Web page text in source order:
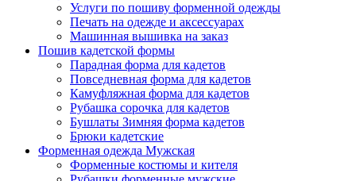
Услуги по пошиву форменной одежды
Печать на одежде и аксессуарах
Машинная вышивка на заказ
Пошив кадетской формы
Парадная форма для кадетов
Повседневная форма для кадетов
Камуфляжная форма для кадетов
Рубашка сорочка для кадетов
Бушлаты Зимняя форма кадетов
Брюки кадетские
Форменная одежда Мужская
Форменные костюмы и кителя